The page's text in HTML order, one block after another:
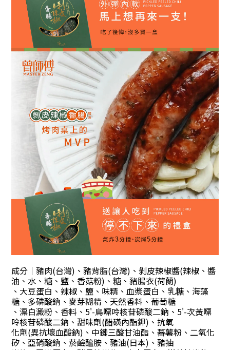
成分｜豬肉(台灣)、豬背脂(台灣)、剝皮辣椒醬(辣椒、醬
油、水、糖、鹽、香菇粉)、糖、豬腸衣(荷蘭)
、大豆蛋白、辣椒、鹽、味精、血漿蛋白、乳糖、海藻
糖、多磷酸鈉、麥芽糊精、天然香料、葡萄糖
、漂白澱粉、香料、5'-鳥嘌呤核苷磷酸二鈉、5'-次黃嘌
呤核苷磷酸二鈉、甜味劑(醋磺內酯鉀)、抗氧
化劑(異抗壞血酸鈉)、中鏈三酸甘油酯、蕃薯粉、二氧化
矽、亞硝酸鈉、菸鹼醯胺、豬油(日本)、豬抽